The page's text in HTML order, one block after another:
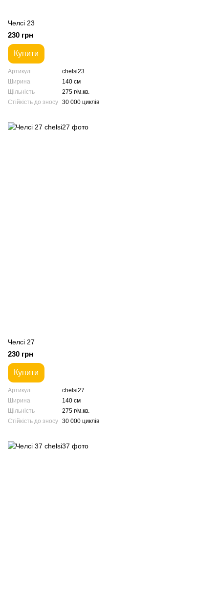
Челсі 23
230 грн
Купити
Артикул
chelsi23
Ширина
140 см
Щільність
275 г/м.кв.
Стійкість до зносу 30 000 циклів
Челсі 27
230 грн
Купити
Артикул
chelsi27
Ширина
140 см
Щільність
275 г/м.кв.
Стійкість до зносу 30 000 циклів